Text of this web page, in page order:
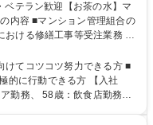
おける修繕工事等受注業務 ■
者が多数活躍しています
で平均約100万円/年（昨年度
★親会社である株式会社合
高いサービスと適性価格を
てコツコツ努力できる方 ■
飲食店勤務